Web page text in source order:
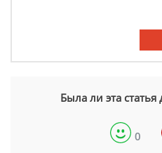
Была ли эта статья
0